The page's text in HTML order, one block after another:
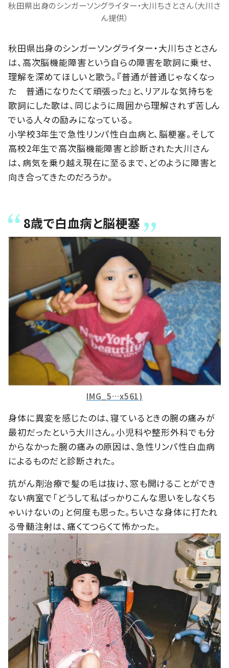
秋田県出身のシンガーソングライター・大川ちさとさん（大川さ
ん提供）
秋田県出身のシンガーソングライター・大川ちさとさん
は、高次脳機能障害という自らの障害を歌詞に乗せ、
理解を深めてほしいと歌う。『普通が普通じゃなくなっ
た 普通になりたくて頑張った』と、リアルな気持ちを
歌詞にした歌は、同じように周囲から理解されず苦しん
でいる人々の励みになっている。
小学校3年生で急性リンパ性白血病と、脳梗塞。そして
高校2年生で高次脳機能障害と診断された大川さん
は、病気を乗り越え現在に至るまで、どのように障害と
向き合ってきたのだろうか。
8歳で白血病と脳梗塞
IMG_5…x561)
身体に異変を感じたのは、寝ているときの腕の痛みが
最初だったという大川さん。小児科や整形外科でも分
からなかった腕の痛みの原因は、急性リンパ性白血病
によるものだと診断された。
抗がん剤治療で髪の毛は抜け、窓も開けることができ
ない病室で「どうして私ばっかりこんな思いをしなくち
ゃいけないの」と何度も思った。ちいさな身体に打たれ
る骨髄注射は、痛くてつらくて怖かった。